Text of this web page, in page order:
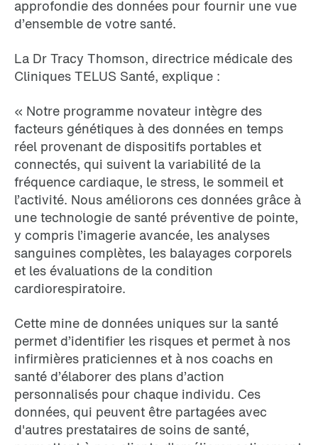
approfondie des données pour fournir une vue
d’ensemble de votre santé.
La Dr Tracy Thomson, directrice médicale des
Cliniques TELUS Santé, explique :
« Notre programme novateur intègre des
facteurs génétiques à des données en temps
réel provenant de dispositifs portables et
connectés, qui suivent la variabilité de la
fréquence cardiaque, le stress, le sommeil et
l’activité. Nous améliorons ces données grâce à
une technologie de santé préventive de pointe,
y compris l’imagerie avancée, les analyses
sanguines complètes, les balayages corporels
et les évaluations de la condition
cardiorespiratoire.
Cette mine de données uniques sur la santé
permet d’identifier les risques et permet à nos
infirmières praticiennes et à nos coachs en
santé d’élaborer des plans d’action
personnalisés pour chaque individu. Ces
données, qui peuvent être partagées avec
d'autres prestataires de soins de santé,